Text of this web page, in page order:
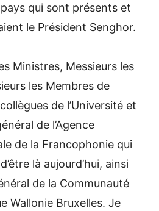
qui sont présents et
le Président Senghor.
Ministres, Messieurs les
les Membres de
de l’Université et
de l’Agence
de la Francophonie qui
là aujourd’hui, ainsi
de la Communauté
Wallonie Bruxelles. Je